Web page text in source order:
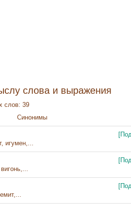
слова и выражения
слов: 39
Синонимы
игумен,...